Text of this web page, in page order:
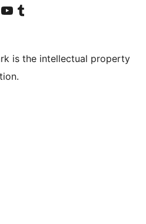
в LinkedIn
запись в TikTok
Посетите наш канал YouTube
Посетите нашу учётную запись в Tumblr
is the intellectual property